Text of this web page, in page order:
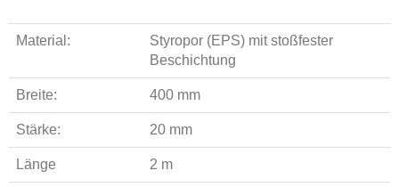
Material:
Styropor (EPS) mit stoßfester
Beschichtung
Breite: 400 mm
Stärke: 20 mm
Länge 2 m